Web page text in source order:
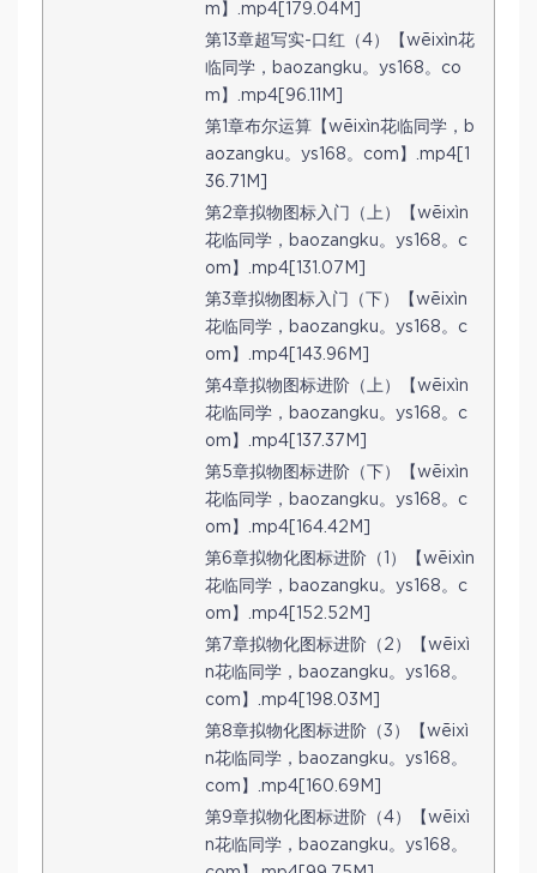
m】.mp4[179.04M]
第13章超写实-口红（4）【wēixìn花
临同学，baozangku。ys168。co
m】.mp4[96.11M]
第1章布尔运算【wēixìn花临同学，b
aozangku。ys168。com】.mp4[1
36.71M]
第2章拟物图标入门（上）【wēixìn
花临同学，baozangku。ys168。c
om】.mp4[131.07M]
第3章拟物图标入门（下）【wēixìn
花临同学，baozangku。ys168。c
om】.mp4[143.96M]
第4章拟物图标进阶（上）【wēixìn
花临同学，baozangku。ys168。c
om】.mp4[137.37M]
第5章拟物图标进阶（下）【wēixìn
花临同学，baozangku。ys168。c
om】.mp4[164.42M]
第6章拟物化图标进阶（1）【wēixìn
花临同学，baozangku。ys168。c
om】.mp4[152.52M]
第7章拟物化图标进阶（2）【wēixì
n花临同学，baozangku。ys168。
com】.mp4[198.03M]
第8章拟物化图标进阶（3）【wēixì
n花临同学，baozangku。ys168。
com】.mp4[160.69M]
第9章拟物化图标进阶（4）【wēixì
n花临同学，baozangku。ys168。